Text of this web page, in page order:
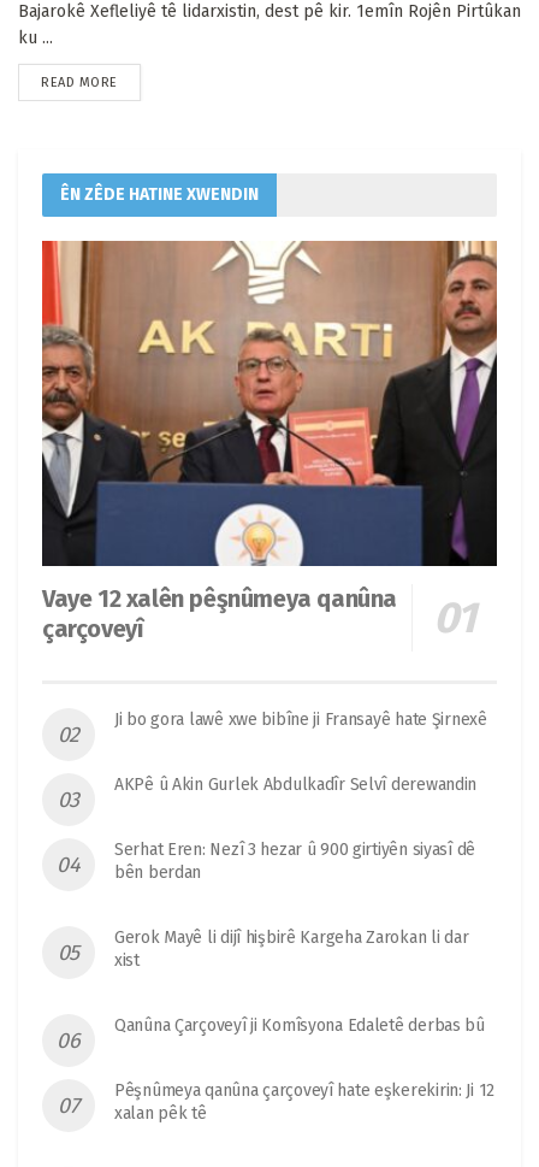
Bajarokê Xefleliyê tê lidarxistin, dest pê kir. 1emîn Rojên Pirtûkan
ku ...
READ MORE
ÊN ZÊDE HATINE XWENDIN
Vaye 12 xalên pêşnûmeya qanûna
çarçoveyî
Ji bo gora lawê xwe bibîne ji Fransayê hate Şirnexê
AKPê û Akin Gurlek Abdulkadîr Selvî derewandin
Serhat Eren: Nezî 3 hezar û 900 girtiyên siyasî dê
bên berdan
Gerok Mayê li dijî hişbirê Kargeha Zarokan li dar
xist
Qanûna Çarçoveyî ji Komîsyona Edaletê derbas bû
Pêşnûmeya qanûna çarçoveyî hate eşkerekirin: Ji 12
xalan pêk tê